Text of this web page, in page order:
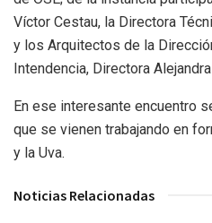
Víctor Cestau, la Directora
y los Arquitectos de la
Intendencia, Directora
En ese interesante encuentro
que se vienen trabajando en
y la Uva.
Noticias Relacionadas